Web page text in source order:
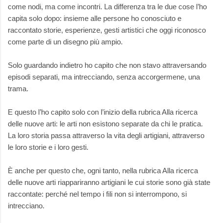
come nodi, ma come incontri. La differenza tra le due cose l’ho
capita solo dopo: insieme alle persone ho conosciuto e
raccontato storie, esperienze, gesti artistici che oggi riconosco
come parte di un disegno più ampio.
Solo guardando indietro ho capito che non stavo attraversando
episodi separati, ma intrecciando, senza accorgermene, una
trama.
E questo l’ho capito solo con l’inizio della rubrica Alla ricerca
delle nuove arti: le arti non esistono separate da chi le pratica.
La loro storia passa attraverso la vita degli artigiani, attraverso
le loro storie e i loro gesti.
È anche per questo che, ogni tanto, nella rubrica Alla ricerca
delle nuove arti riappariranno artigiani le cui storie sono già state
raccontate: perché nel tempo i fili non si interrompono, si
intrecciano.